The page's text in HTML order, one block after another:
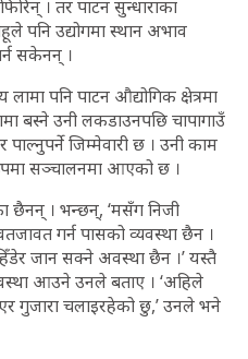
। तर पाटन सुन्धाराका
पनि उद्योगमा स्थान अभाव
सकेनन् ।
पनि पाटन औद्योगिक क्षेत्रमा
बस्ने उनी लकडाउनपछि चापागाउँ
जिम्मेवारी छ । उनी काम
सञ्चालनमा आएको छ ।
छैनन् । भन्छन्, ‘मसँग निजी
गर्न पासको व्यवस्था छैन ।
जान सक्ने अवस्था छैन ।’ यस्तै
आउने उनले बताए । ‘अहिले
गुजारा चलाइरहेको छु,’ उनले भने